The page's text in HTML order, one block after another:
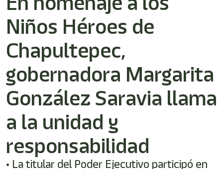
Este
acceso
directo
lector
de
pantalla
para
ayudarle
navegar
Niños Héroes de
Chapultepec,
gobernadora Margarita
González Saravia llama
a la unidad y
responsabilidad
• La titular del Poder Ejecutivo participó en